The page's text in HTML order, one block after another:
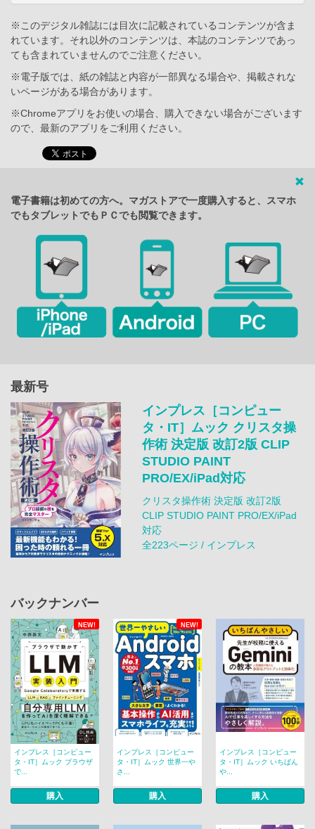
※このデジタル雑誌には目次に記載されているコンテンツが含ま
れています。それ以外のコンテンツは、本誌のコンテンツであっ
ても含まれていませんのでご注意ください。
※電子版では、紙の雑誌と内容が一部異なる場合や、掲載されな
いページがある場合があります。
※Chromeアプリをお使いの場合、購入できない場合がございます
ので、最新のアプリをご利用ください。
電子書籍は初めての方へ。マガストアで一度購入すると、スマホ
でもタブレットでもＰＣでも閲覧できます。
最新号
インプレス［コンピュー
タ・IT］ムック クリスタ操
作術 決定版 改訂2版 CLIP
STUDIO PAINT
PRO/EX/iPad対応
クリスタ操作術 決定版 改訂2版
CLIP STUDIO PAINT PRO/EX/iPad
対応
全223ページ / インプレス
バックナンバー
NEW! NEW!
インプレス［コンピュー
タ・IT］ムック ブラウザ
で...
購入
インプレス［コンピュー
タ・IT］ムック 世界一や
さ...
購入
インプレス［コンピュー
タ・IT］ムック いちばん
や...
購入